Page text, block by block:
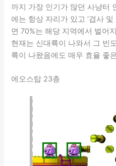
까지 가장 인기가 많던 사냥터
에는 항상 자리가 있고 ‘겹사
면 70%는 해당 지역에서 벌어
현재는 신대륙이 나와서 그 빈
륙이 나왔음에도 매우 효율 좋
에오스탑 23층